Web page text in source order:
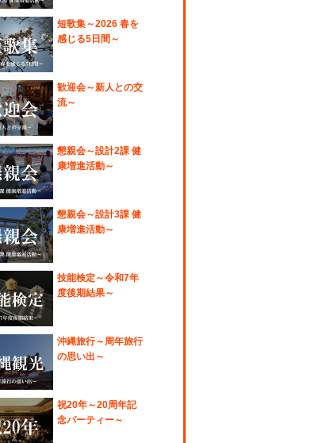
短歌集～2026 春を
感じる5日間～
歓迎会～新人との交
流～
懇親会～設計2課 健
康増進活動～
懇親会～設計3課 健
康増進活動～
技能検定～令和7年
度後期結果～
沖縄旅行～周年旅行
の思い出～
祝20年～20周年記
念パーティー～